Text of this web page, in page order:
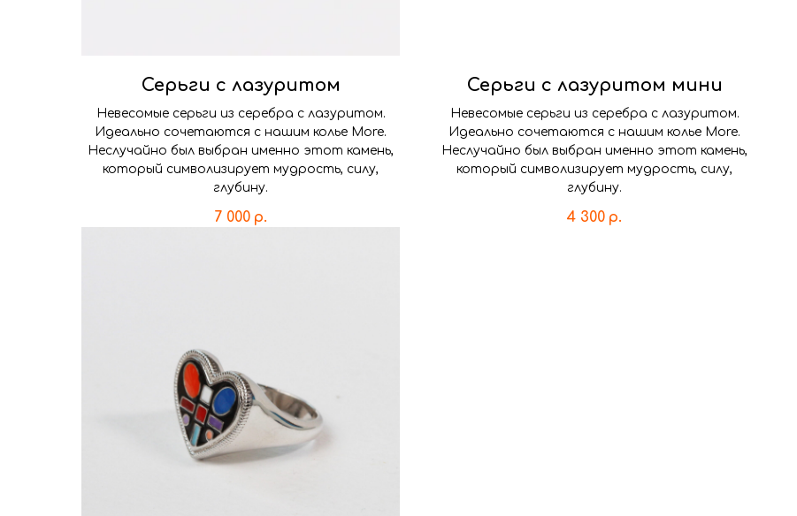
Серьги с лазуритом
Невесомые серьги из серебра с лазуритом.
Идеально сочетаются с нашим колье More.
Неслучайно был выбран именно этот камень,
который символизирует мудрость, силу,
глубину.
7 000 р.
Серьги с лазуритом мини
Невесомые серьги из серебра с лазуритом.
Идеально сочетаются с нашим колье More.
Неслучайно был выбран именно этот камень,
который символизирует мудрость, силу,
глубину.
4 300 р.